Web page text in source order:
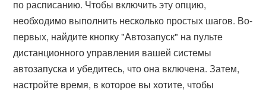
по расписанию. Чтобы включить эту опцию,
необходимо выполнить несколько простых шагов. Во-
первых, найдите кнопку "Автозапуск" на пульте
дистанционного управления вашей системы
автозапуска и убедитесь, что она включена. Затем,
настройте время, в которое вы хотите, чтобы